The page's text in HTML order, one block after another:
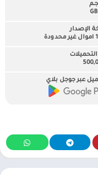
الإصدار
عبر جوجل بلاي